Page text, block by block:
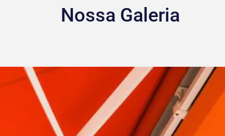
Nossa Galeria